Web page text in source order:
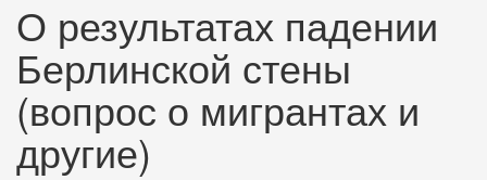
О результатах падении
Берлинской стены
(вопрос о мигрантах и
другие)